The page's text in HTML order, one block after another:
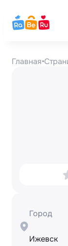
Главная•
Город
Ижевск